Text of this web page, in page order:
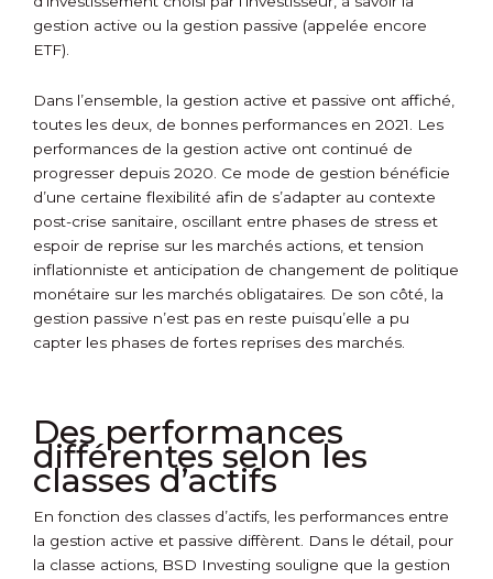
gestion active ou la gestion passive (appelée encore
ETF).
Dans l’ensemble, la gestion active et passive ont affiché,
toutes les deux, de bonnes performances en 2021. Les
performances de la gestion active ont continué de
progresser depuis 2020. Ce mode de gestion bénéficie
d’une certaine flexibilité afin de s’adapter au contexte
post-crise sanitaire, oscillant entre phases de stress et
espoir de reprise sur les marchés actions, et tension
inflationniste et anticipation de changement de politique
monétaire sur les marchés obligataires. De son côté, la
gestion passive n’est pas en reste puisqu’elle a pu
capter les phases de fortes reprises des marchés.
Des performances
différentes selon les
classes d’actifs
En fonction des classes d’actifs, les performances entre
la gestion active et passive diffèrent. Dans le détail, pour
la classe actions, BSD Investing souligne que la gestion